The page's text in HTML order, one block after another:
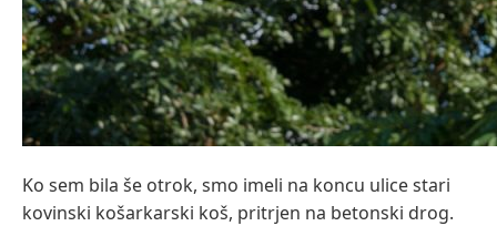
Ko sem bila še otrok, smo imeli na koncu ulice stari
kovinski košarkarski koš, pritrjen na betonski drog.